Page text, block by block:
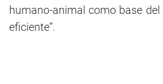
humano-animal como base
eficiente”.